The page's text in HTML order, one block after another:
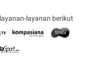
layanan berikut